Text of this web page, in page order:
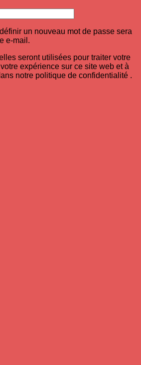
un nouveau mot de passe sera
e-mail.
seront utilisées pour traiter votre
expérience sur ce site web et à
notre politique de confidentialité .